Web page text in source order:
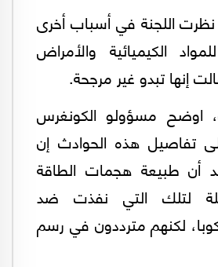
اللجنة في أسباب أخرى
الكيميائية والأمراض
إنها تبدو غير مرجحة.
اوضح مسؤولو الكونغرس
تفاصيل هذه الحوادث إن
أن طبيعة هجمات الطاقة
لتلك التي نفذت ضد
لكنهم مترددون في رسم